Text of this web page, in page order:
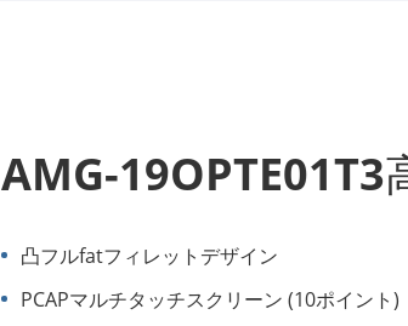
AMG-19OPTE01T3
凸フルfatフィレットデザイン
PCAPマルチタッチスクリーン (10ポイント)